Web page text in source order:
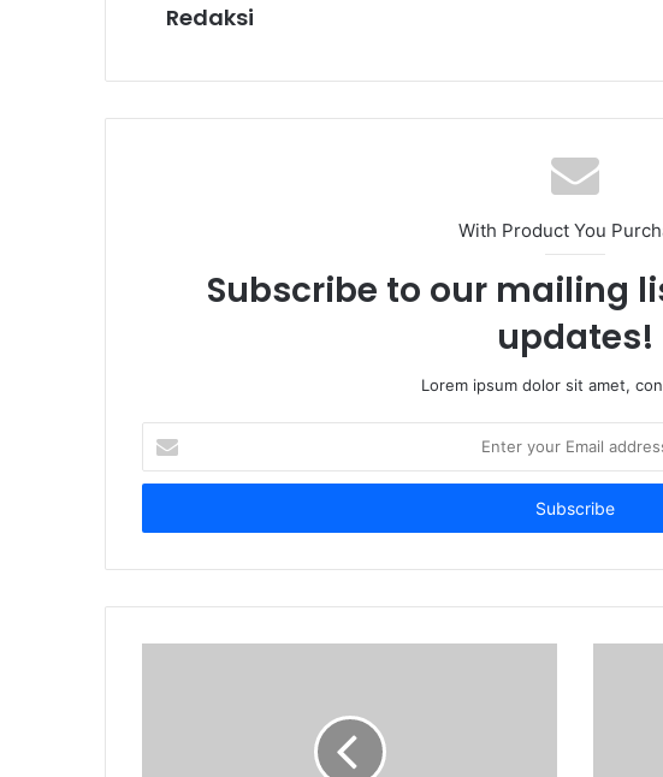
Redaksi
With Product You
Subscribe to our mailing
updates!
Lorem ipsum dolor sit amet,
your
Email